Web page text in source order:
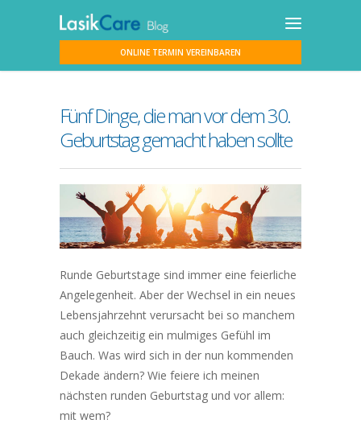
ONLINE TERMIN VEREINBAREN
Fünf Dinge, die man vor dem 30.
Geburtstag gemacht haben sollte
Runde Geburtstage sind immer eine feierliche
Angelegenheit. Aber der Wechsel in ein neues
Lebensjahrzehnt verursacht bei so manchem
auch gleichzeitig ein mulmiges Gefühl im
Bauch. Was wird sich in der nun kommenden
Dekade ändern? Wie feiere ich meinen
nächsten runden Geburtstag und vor allem:
mit wem?